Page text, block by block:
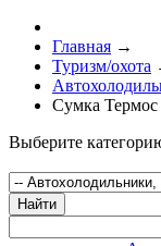
Главная →
Туризм/охота
Сумка
Выберите
Найти